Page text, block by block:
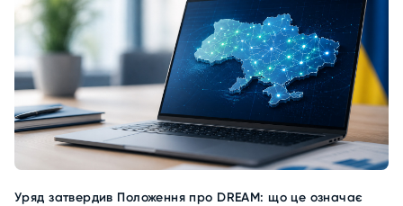
Уряд затвердив Положення про DREAM: що це означає